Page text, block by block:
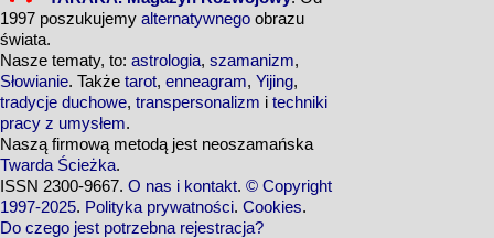
1997 poszukujemy alternatywnego obrazu
świata.
Nasze tematy, to: astrologia, szamanizm,
Słowianie. Także tarot, enneagram, Yijing,
tradycje duchowe, transpersonalizm i techniki
pracy z umysłem.
Naszą firmową metodą jest neoszamańska
Twarda Ścieżka.
ISSN 2300-9667. O nas i kontakt. © Copyright
1997-2025. Polityka prywatności. Cookies.
Do czego jest potrzebna rejestracja?